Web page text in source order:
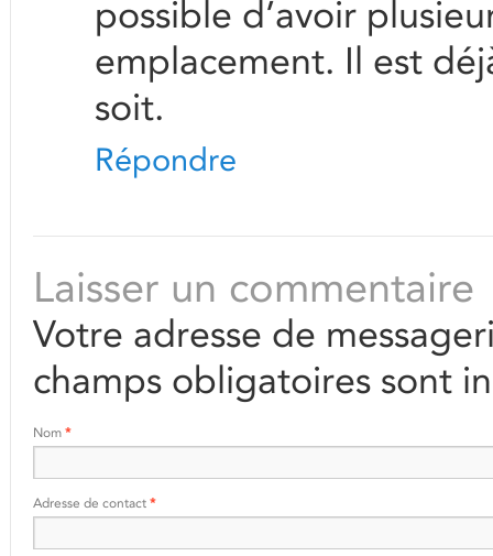
possible d’avoir
emplacement. Il est
soit.
Répondre
Laisser un commentaire
Votre adresse de
champs obligatoires sont
Nom *
Adresse de contact *